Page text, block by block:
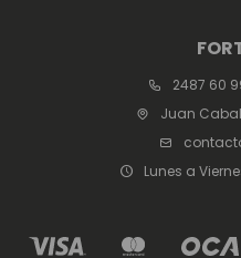
2487 60
Juan
Lunes a